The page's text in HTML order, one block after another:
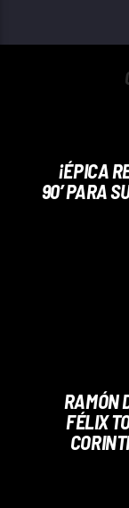
¡ÉPICA
90’ PARA
RAMÓN
FÉLIX